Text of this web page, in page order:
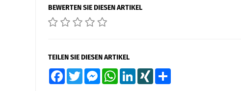
BEWERTEN SIE DIESEN ARTIKEL
TEILEN SIE DIESEN ARTIKEL
FacebookTwitter MessengerWhatsAppLinkedInXING